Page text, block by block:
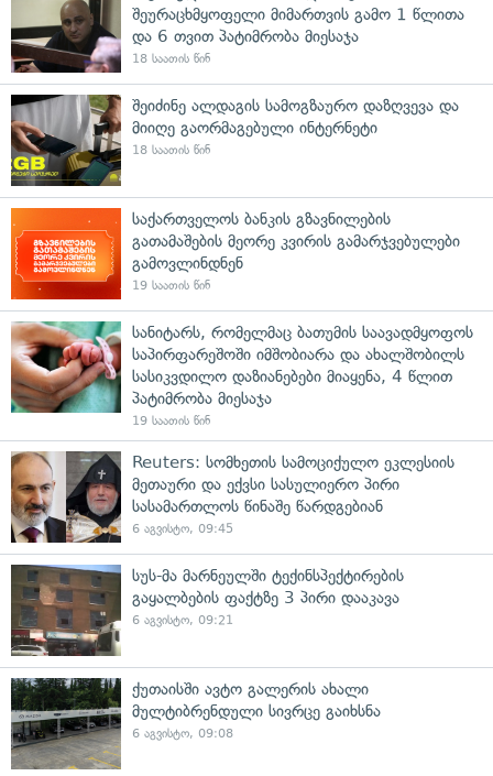
შეურაცხმყოფელი მიმართვის გამო 1 წლითა
და 6 თვით პატიმრობა მიესაჯა
18 საათის წინ
შეიძინე ალდაგის სამოგზაურო დაზღვევა და
მიიღე გაორმაგებული ინტერნეტი
18 საათის წინ
საქართველოს ბანკის გზავნილების
გათამაშების მეორე კვირის გამარჯვებულები
გამოვლინდნენ
19 საათის წინ
სანიტარს, რომელმაც ბათუმის საავადმყოფოს
საპირფარეშოში იმშობიარა და ახალშობილს
სასიკვდილო დაზიანებები მიაყენა, 4 წლით
პატიმრობა მიესაჯა
19 საათის წინ
Reuters: სომხეთის სამოციქულო ეკლესიის
მეთაური და ექვსი სასულიერო პირი
სასამართლოს წინაშე წარდგებიან
6 აგვისტო, 09:45
სუს-მა მარნეულში ტექინსპექტირების
გაყალბების ფაქტზე 3 პირი დააკავა
6 აგვისტო, 09:21
ქუთაისში ავტო გალერის ახალი
მულტიბრენდული სივრცე გაიხსნა
6 აგვისტო, 09:08